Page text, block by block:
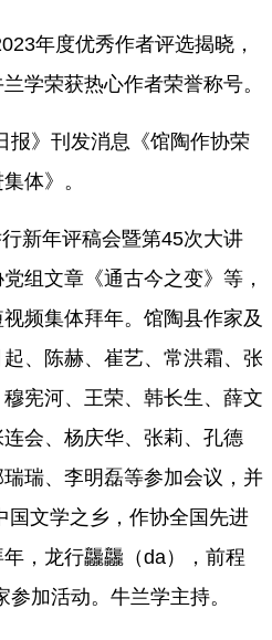
年度优秀作者评选揭晓，
学荣获热心作者荣誉称号。
报》刊发消息《馆陶作协荣
体》。
新年评稿会暨第45次大讲
组文章《通古今之变》等，
频集体拜年。馆陶县作家及
、陈赫、崔艺、常洪霜、张
宪河、王荣、韩长生、薛文
会、杨庆华、张莉、孔德
瑞、李明磊等参加会议，并
国文学之乡，作协全国先进
，龙行龘龘（da），前程
加活动。牛兰学主持。